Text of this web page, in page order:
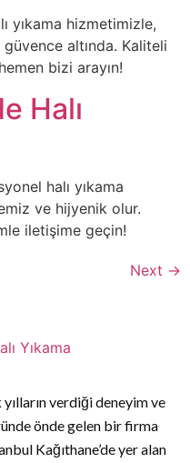
yıkama hizmetimizle,
güvence altında. Kaliteli
bizi arayın!
Halı
halı yıkama
ve hijyenik olur.
iletişime geçin!
Next →
verdiği deneyim ve
önde gelen bir firma
Kağıthane’de yer alan